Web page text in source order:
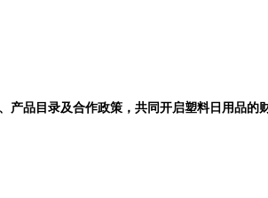
品目录及合作政策，共同开启塑料日用品的